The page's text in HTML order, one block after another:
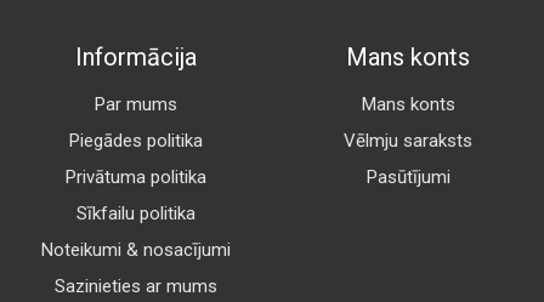
Informācija
Par mums
Piegādes politika
Privātuma politika
Sīkfailu politika
Noteikumi & nosacījumi
Sazinieties ar mums
Mans konts
Mans konts
Vēlmju saraksts
Pasūtījumi